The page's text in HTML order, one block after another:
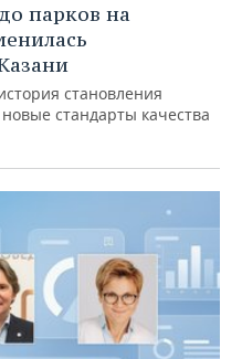
парков на
становления
стандарты качества